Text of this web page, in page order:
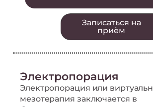
Записаться на
приём
Электропорация
Электропорация или
мезотерапия заключается в